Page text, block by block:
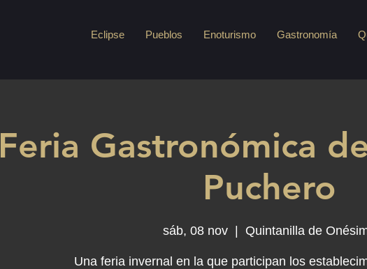
Eclipse Pueblos Enoturismo Gastronomía
Feria Gastronómica
Puchero
sáb, 08 nov
  |
Quintanilla de
Una feria invernal en la que participan los